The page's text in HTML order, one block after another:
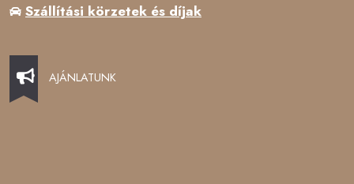
Szállítási körzetek és díjak
AJÁNLATUNK